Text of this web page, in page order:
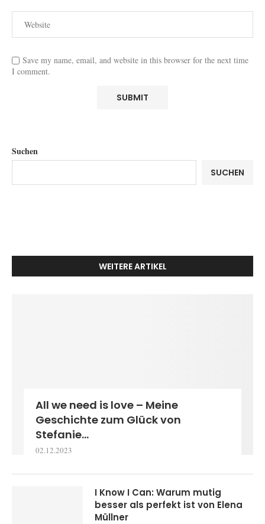
Save my name, email, and website in this browser for the next time
I comment.
Suchen
SUCHEN
WEITERE ARTIKEL
All we need is love – Meine
Geschichte zum Glück von
Stefanie...
02.12.2023
I Know I Can: Warum mutig
besser als perfekt ist von Elena
Müllner